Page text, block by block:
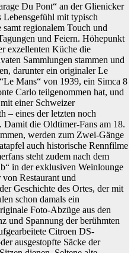
Du Pont“ an der Glienicker
mit typisch
regionalem Touch und
und Feiern. Höhepunkt
exzellenten Küche die
Sammlungen stammen und
darunter ein originaler Le
Mans“ von 1939, ein Simca 8
Carlo teilgenommen hat, und
einer Schweizer
– eines der letzten noch
die Oldtimer-Fans am 18.
werden zum Zwei-Gänge
auch historische Rennfilme
steht zudem nach dem
in der exklusiven Weinlounge
Restaurant und
Geschichte des Ortes, der mit
schon damals ein
Foto-Abzüge aus den
und Spannung der berühmten
Citroen DS-
ausgestopfte Säcke der